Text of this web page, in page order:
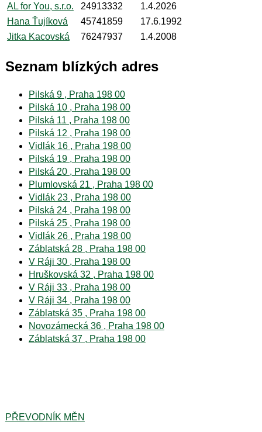
AL for You, s.r.o.
24913332
1.4.2026
Hana Ťujíková
45741859
17.6.1992
Jitka Kacovská
76247937 1.4.2008
Seznam blízkých adres
Pilská 9 , Praha 198 00
Pilská 10 , Praha 198 00
Pilská 11 , Praha 198 00
Pilská 12 , Praha 198 00
Vidlák 16 , Praha 198 00
Pilská 19 , Praha 198 00
Pilská 20 , Praha 198 00
Plumlovská 21 , Praha 198 00
Vidlák 23 , Praha 198 00
Pilská 24 , Praha 198 00
Pilská 25 , Praha 198 00
Vidlák 26 , Praha 198 00
Záblatská 28 , Praha 198 00
V Ráji 30 , Praha 198 00
Hruškovská 32 , Praha 198 00
V Ráji 33 , Praha 198 00
V Ráji 34 , Praha 198 00
Záblatská 35 , Praha 198 00
Novozámecká 36 , Praha 198 00
Záblatská 37 , Praha 198 00
PŘEVODNÍK MĚN